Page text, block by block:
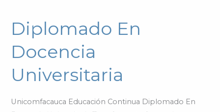
Diplomado En
Docencia
Universitaria
Unicomfacauca Educación Continua Diplomado En
Diplomado
En
Docencia